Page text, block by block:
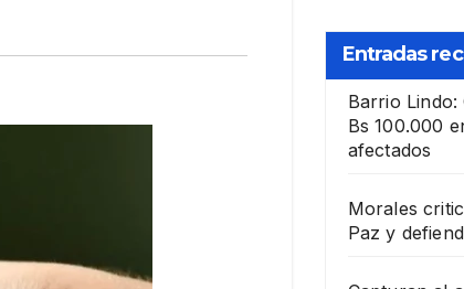
Entradas
Barrio
Bs 100.000
afectados
Morales
Paz y